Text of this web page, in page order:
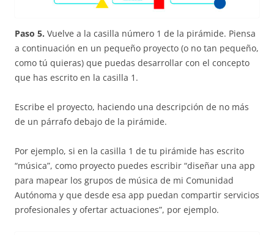
Paso 5. Vuelve a la casilla número 1 de la pirámide. Piensa
a continuación en un pequeño proyecto (o no tan pequeño,
como tú quieras) que puedas desarrollar con el concepto
que has escrito en la casilla 1.
Escribe el proyecto, haciendo una descripción de no más
de un párrafo debajo de la pirámide.
Por ejemplo, si en la casilla 1 de tu pirámide has escrito
“música”, como proyecto puedes escribir “diseñar una app
para mapear los grupos de música de mi Comunidad
Autónoma y que desde esa app puedan compartir servicios
profesionales y ofertar actuaciones”, por ejemplo.